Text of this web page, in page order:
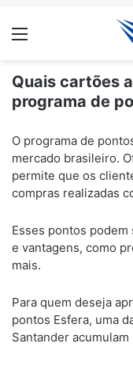
Menu
Quais cartões
programa de
O programa de
mercado brasileiro.
permite que os
compras realizadas
Esses pontos
e vantagens, como
mais.
Para quem deseja
pontos Esfera, uma
Santander